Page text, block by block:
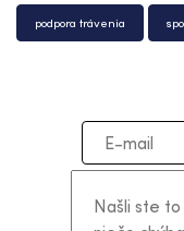
podpora trávenia